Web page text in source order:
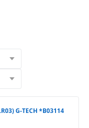
G-TECH *B03114